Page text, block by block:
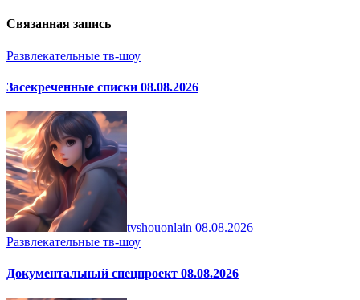
Связанная запись
Развлекательные тв-шоу
Засекреченные списки 08.08.2026
tvshouonlain 08.08.2026
Развлекательные тв-шоу
Документальный спецпроект 08.08.2026